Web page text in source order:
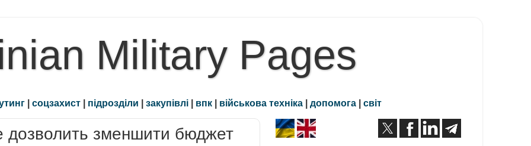
Military Pages
| соцзахист | підрозділи | закупівлі | впк | військова техніка | допомога | світ
дозволить зменшити бюджет